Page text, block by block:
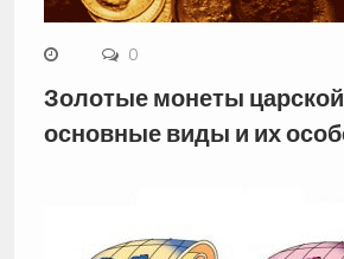
0
Золотые монеты
основные виды и их